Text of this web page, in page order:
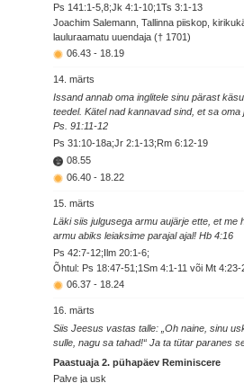
Ps 141:1-5,8;Jk 4:1-10;1Ts 3:1-13
Joachim Salemann, Tallinna piiskop,
lauluraamatu uuendaja († 1701)
06.43 - 18.19
14. märts
Issand annab oma inglitele sinu pärast
teedel. Kätel nad kannavad sind, et sa oma
Ps. 91:11-12
Ps 31:10-18a;Jr 2:1-13;Rm 6:12-19
08.55
06.40 - 18.22
15. märts
Läki siis julgusega armu aujärje ette, et me
armu abiks leiaksime parajal ajal! Hb 4:16
Ps 42:7-12;Ilm 20:1-6;
Õhtul: Ps 18:47-51;1Sm 4:1-11 või Mt 4:23-
06.37 - 18.24
16. märts
Siis Jeesus vastas talle: „Oh naine, sinu
sulle, nagu sa tahad!“ Ja ta tütar paranes
Paastuaja 2. pühapäev Reminiscere
Palve ja usk